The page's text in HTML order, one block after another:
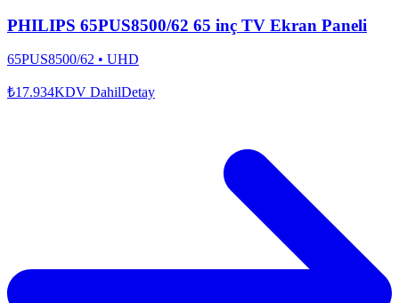
PHILIPS 65PUS8500/62 65 inç TV Ekran Paneli
65PUS8500/62 • UHD
₺17.934KDV DahilDetay